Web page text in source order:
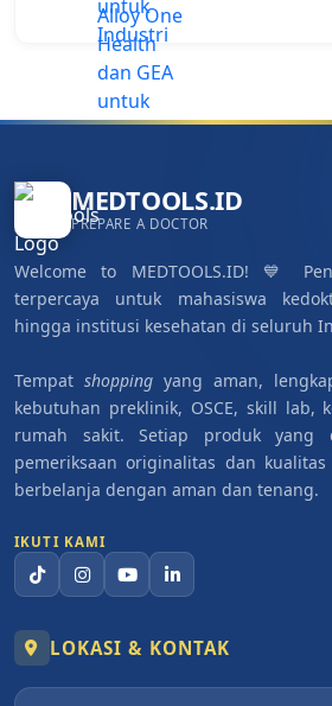
MEDTOOLS.ID
PREPARE A DOCTOR
Welcome to MEDTOOLS.ID! 💙
terpercaya untuk mahasiswa
hingga institusi kesehatan di seluruh
Tempat shopping yang aman,
kebutuhan preklinik, OSCE, skill lab,
rumah sakit. Setiap produk yang
pemeriksaan originalitas dan
berbelanja dengan aman dan tenang.
IKUTI KAMI
LOKASI & KONTAK